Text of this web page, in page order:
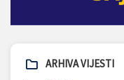
ARHIVA VIJESTI